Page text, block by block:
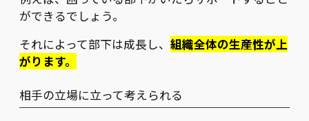
ができるでしょう。
それによって部下は成長し、 組織全体の生産性が上
がります。
相手の立場に立って考えられる